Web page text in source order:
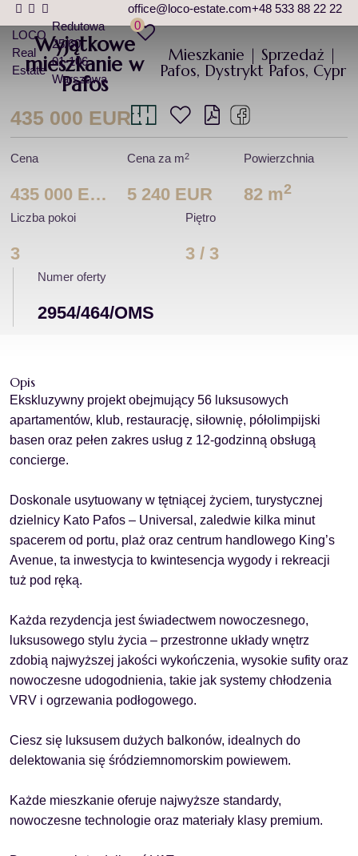
LOCO
Real
Estate
Redutowa
25/60
01-106
Warszawa
office@loco-estate.com+48 533 88 22 22
0
Wyjątkowe
mieszkanie w
Pafos
Mieszkanie | Sprzedaż |
Pafos, Dystrykt Pafos, Cypr
435 000 EUR
Cena
435 000 EUR
Cena za m2
5 240 EUR
Powierzchnia
82 m2
Liczba pokoi
3
Piętro
3 / 3
Numer oferty
2954/464/OMS
Opis
Ekskluzywny projekt obejmujący 56 luksusowych
apartamentów, klub, restaurację, siłownię, półolimpijski
basen oraz pełen zakres usług z 12-godzinną obsługą
concierge.
Doskonale usytuowany w tętniącej życiem, turystycznej
dzielnicy Kato Pafos – Universal, zaledwie kilka minut
spacerem od portu, plaż oraz centrum handlowego King’s
Avenue, ta inwestycja to kwintesencja wygody i rekreacji
tuż pod ręką.
Każda rezydencja jest świadectwem nowoczesnego,
luksusowego stylu życia – przestronne układy wnętrz
zdobią najwyższej jakości wykończenia, wysokie sufity oraz
nowoczesne udogodnienia, takie jak systemy chłodzenia
VRV i ogrzewania podłogowego.
Ciesz się luksusem dużych balkonów, idealnych do
delektowania się śródziemnomorskim powiewem.
Każde mieszkanie oferuje najwyższe standardy,
nowoczesne technologie oraz materiały klasy premium.